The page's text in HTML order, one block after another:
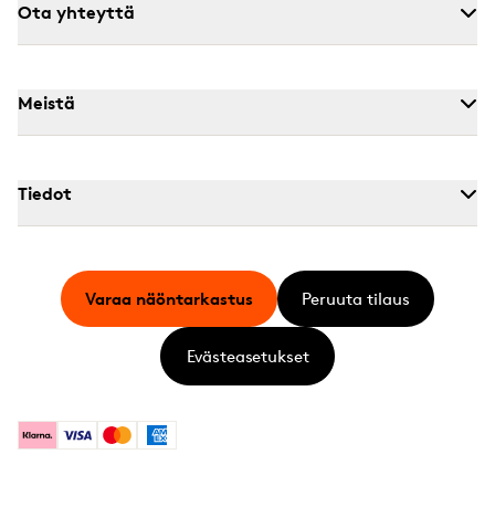
Ota yhteyttä
Meistä
Tiedot
KlarnaVisa MastercardAmerican Express
Varaa näöntarkastus Peruuta tilaus
Evästeasetukset